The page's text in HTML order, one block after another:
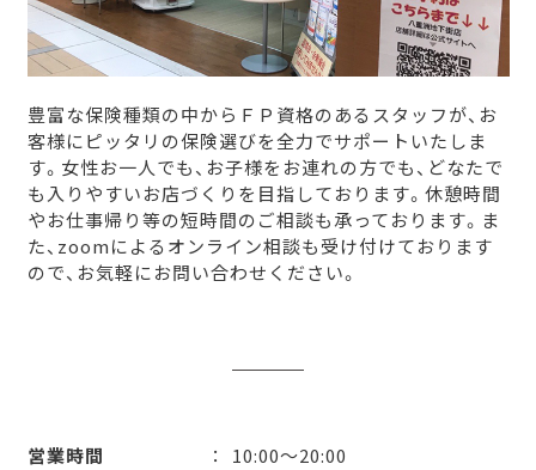
豊富な保険種類の中からＦＰ資格のあるスタッフが、お
客様にピッタリの保険選びを全力でサポートいたしま
す。女性お一人でも、お子様をお連れの方でも、どなたで
も入りやすいお店づくりを目指しております。休憩時間
やお仕事帰り等の短時間のご相談も承っております。ま
た、zoomによるオンライン相談も受け付けております
ので、お気軽にお問い合わせください。
営業時間 10:00～20:00